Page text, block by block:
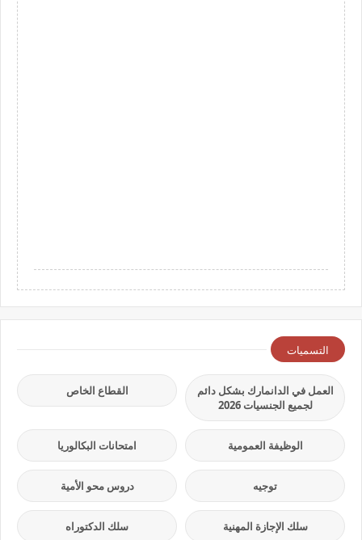
التسميات
العمل في الدانمارك بشكل دائم
لجميع الجنسيات 2026
القطاع الخاص
الوظيفة العمومية امتحانات البكالوريا
توجيه دروس محو الأمية
سلك الإجازة المهنية سلك الدكتوراه